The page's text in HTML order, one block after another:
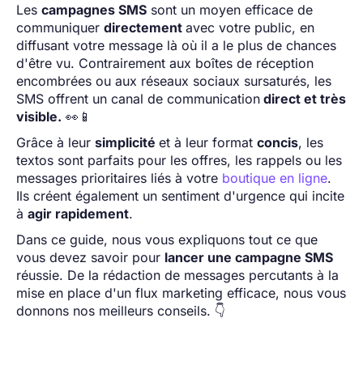
Les campagnes SMS sont un moyen efficace de
communiquer directement avec votre public, en
diffusant votre message là où il a le plus de chances
d'être vu. Contrairement aux boîtes de réception
encombrées ou aux réseaux sociaux sursaturés, les
SMS offrent un canal de communication direct et très
visible. 👀📱
Grâce à leur simplicité et à leur format concis, les
textos sont parfaits pour les offres, les rappels ou les
messages prioritaires liés à votre boutique en ligne.
Ils créent également un sentiment d'urgence qui incite
à agir rapidement.
Dans ce guide, nous vous expliquons tout ce que
vous devez savoir pour lancer une campagne SMS
réussie. De la rédaction de messages percutants à la
mise en place d'un flux marketing efficace, nous vous
donnons nos meilleurs conseils. 👇